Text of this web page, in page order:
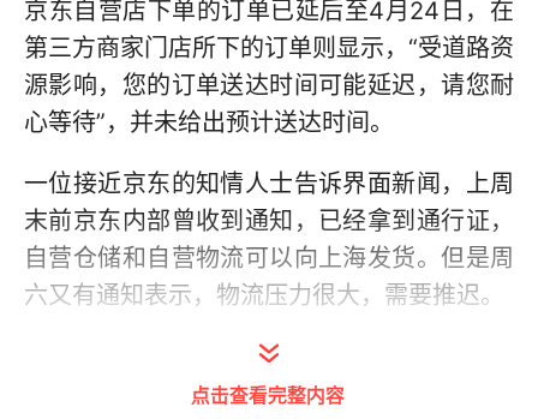
京东自营店下单的订单已延后至4月24日，在
第三方商家门店所下的订单则显示，“受道路资
源影响，您的订单送达时间可能延迟，请您耐
心等待”，并未给出预计送达时间。
一位接近京东的知情人士告诉界面新闻，上周
末前京东内部曾收到通知，已经拿到通行证，
自营仓储和自营物流可以向上海发货。但是周
六又有通知表示，物流压力很大，需要推迟。
据了解，此次保供中有非京东自营的商家参
与，这部分商家表示可以发货。但上述知情人
点击查看完整内容